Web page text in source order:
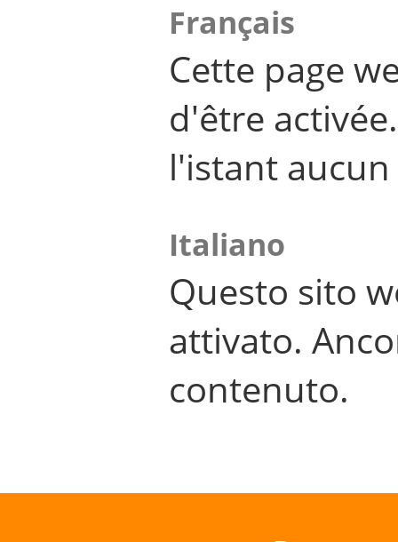
Français
Cette page
d'être
l'istant
Italiano
Questo sito
attivato.
contenuto.